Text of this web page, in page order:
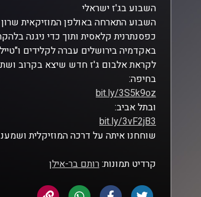
השבוע בג'ז ישראלי
כפסנתרנית קלאסית ותוך כדי ניגנה
באקדמיה בירושלים עברה לקלידים
לקראת אלבום ג'ז חדש שיצא בקרוב
בחיפה:
bit.ly/3S5k9oz
ובתל אביב:
bit.ly/3vF2jB3
שוחחנו איתה על דרכה המוזיקלית
קרדיט תמונות:רותם בר-אילן